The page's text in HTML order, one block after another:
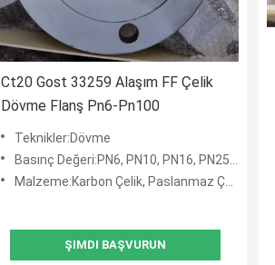
Ct20 Gost 33259 Alaşım FF Çelik
Dövme Flanş Pn6-Pn100
Teknikler:Dövme
Basınç Değeri:PN6, PN10, PN16, PN25, PN40, PN64, PN100,PN160
Malzeme:Karbon Çelik, Paslanmaz Çelik, Alaşımlı Çelik
ŞIMDI BAŞVURUN